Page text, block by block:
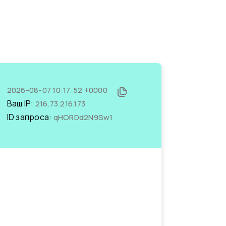
2026-08-07 10:17:52 +0000
Ваш IP: 216.73.216.173
ID запроса: qHORDd2N9Sw1